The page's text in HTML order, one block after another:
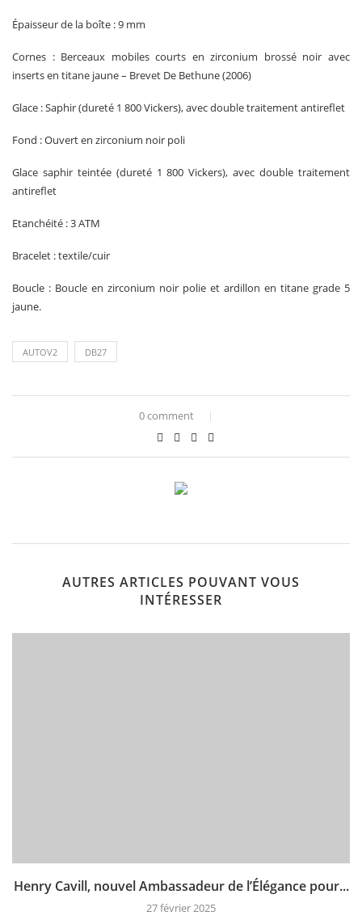
Épaisseur de la boîte : 9 mm
Cornes : Berceaux mobiles courts en zirconium brossé noir avec
inserts en titane jaune – Brevet De Bethune (2006)
Glace : Saphir (dureté 1 800 Vickers), avec double traitement antireflet
Fond : Ouvert en zirconium noir poli
Glace saphir teintée (dureté 1 800 Vickers), avec double traitement
antireflet
Etanchéité : 3 ATM
Bracelet : textile/cuir
Boucle : Boucle en zirconium noir polie et ardillon en titane grade 5
jaune.
AUTOV2 DB27
0 comment
AUTRES ARTICLES POUVANT VOUS
INTÉRESSER
Henry Cavill, nouvel Ambassadeur de l’Élégance pour...
27 février 2025